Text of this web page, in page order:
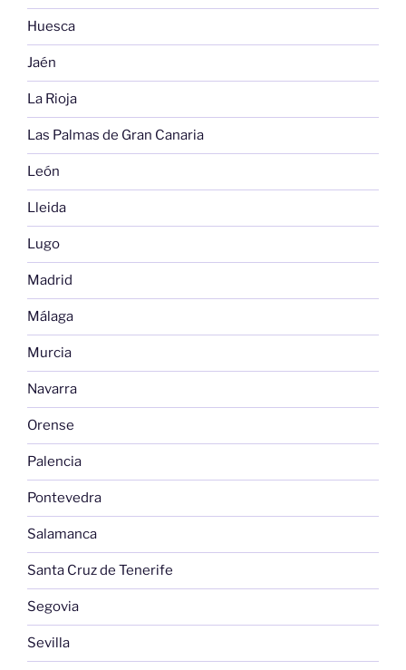
Huesca
Jaén
La Rioja
Las Palmas de Gran Canaria
León
Lleida
Lugo
Madrid
Málaga
Murcia
Navarra
Orense
Palencia
Pontevedra
Salamanca
Santa Cruz de Tenerife
Segovia
Sevilla